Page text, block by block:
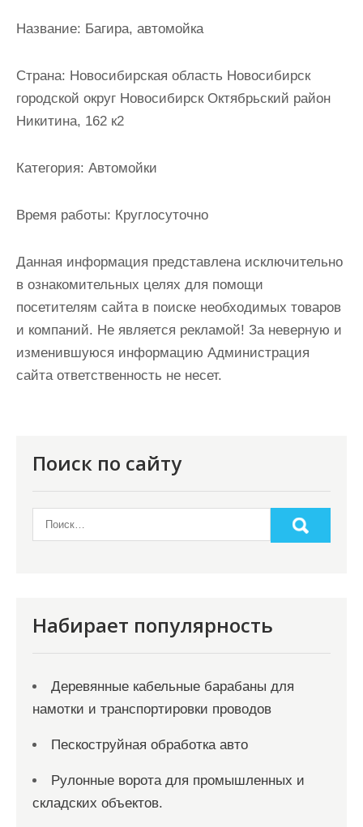
Название: Багира, автомойка
Страна: Новосибирская область Новосибирск
городской округ Новосибирск Октябрьский район
Никитина, 162 к2
Категория: Автомойки
Время работы: Круглосуточно
Данная информация представлена исключительно
в ознакомительных целях для помощи
посетителям сайта в поиске необходимых товаров
и компаний. Не является рекламой! За неверную и
изменившуюся информацию Администрация
сайта ответственность не несет.
Поиск по сайту
Набирает популярность
Деревянные кабельные барабаны для
намотки и транспортировки проводов
Пескоструйная обработка авто
Рулонные ворота для промышленных и
складских объектов.